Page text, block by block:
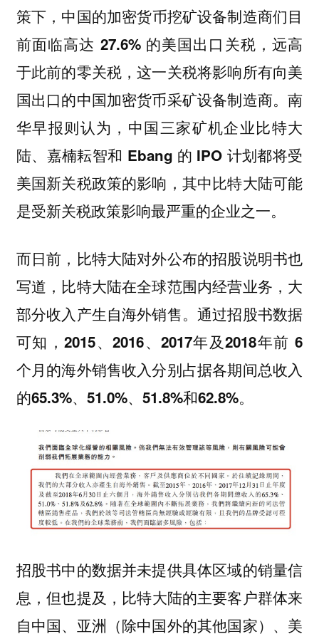
策下， 中国的加密货币挖矿设备制造商们目
前面临高达 27.6% 的美国出口关税， 远高
于此前的零关税，这一关税将影响所有向美
国出口的中国加密货币采矿设备制造商。南
华早报则认为，中国三家矿机企业比特大
陆、嘉楠耘智和 Ebang 的 IPO 计划都将受
美国新关税政策的影响，其中比特大陆可能
是受新关税政策影响最严重的企业之一。
而日前，比特大陆对外公布的招股说明书也
写道，比特大陆在全球范围内经营业务，大
部分收入产生自海外销售。通过招股书数据
可知，2015、2016、2017年及2018年前 6
个月的海外销售收入分别占据各期间总收入
的65.3%、51.0%、51.8%和62.8%。
招股书中的数据并未提供具体区域的销量信
息，但也提及， 比特大陆的主要客户群体来
自中国、亚洲（除中国外的其他国家）、美